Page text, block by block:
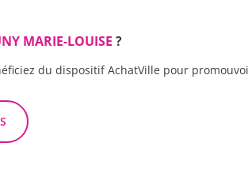
MARIE-LOUISE ?
du dispositif AchatVille pour